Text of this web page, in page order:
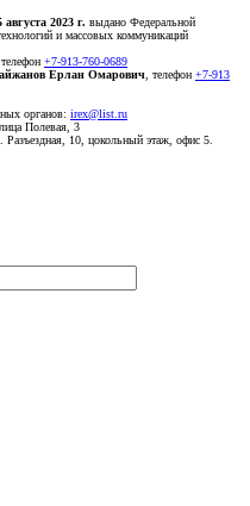
2023 г. выдано Федеральной
и массовых коммуникаций
, телефон +7-913-760-0689
Ерлан Омарович , телефон +7-913
органов: irex@list.ru
Полевая, 3
10, цокольный этаж, офис 5.